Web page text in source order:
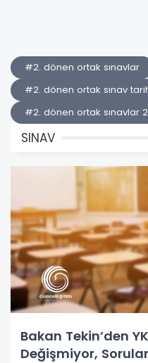
#2. dönen ortak sınavlar
#2. dönen ortak sınav
#2. dönen ortak sınavlar
SINAV
Bakan Tekin’den
Değişmiyor,